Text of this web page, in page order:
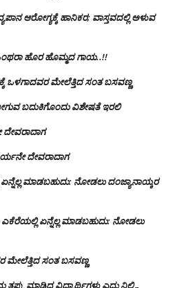
ಆರೋಗ್ಯಕ್ಕೆ ಹಾನಿಕರ; ವಾಸ್ತವದಲ್ಲಿ ಅಳುವ
ಹೊರ ಹೊಮ್ಮದ ಗಾಯ..!!
ಒಳಗಾದವರ ಮೇಲೆತ್ತಿದ ಸಂತ ಬಸವಣ್ಣ
ಬದುಕಿಗೊಂದು ವಿಶೇಷತೆ ಇರಲಿ
ದೇವರಾದಾಗ
ಮಾಡಬಹುದು: ನೋಡಲು ದಂಜ್ಯಾನಾಯ್ಕರ
ಎಕೆರೆಯಲ್ಲಿ ಏನ್ನೆಲ್ಲ‌ ಮಾಡಬಹುದು: ನೋಡಲು
ಮೇಲೆತ್ತಿದ ಸಂತ ಬಸವಣ್ಣ
ತಪ್ಪು ಮಾಡಿದ ವಿದ್ಯಾರ್ಥಿಗಳು ಎದ್ದು ನಿಲ್ಲಿ…